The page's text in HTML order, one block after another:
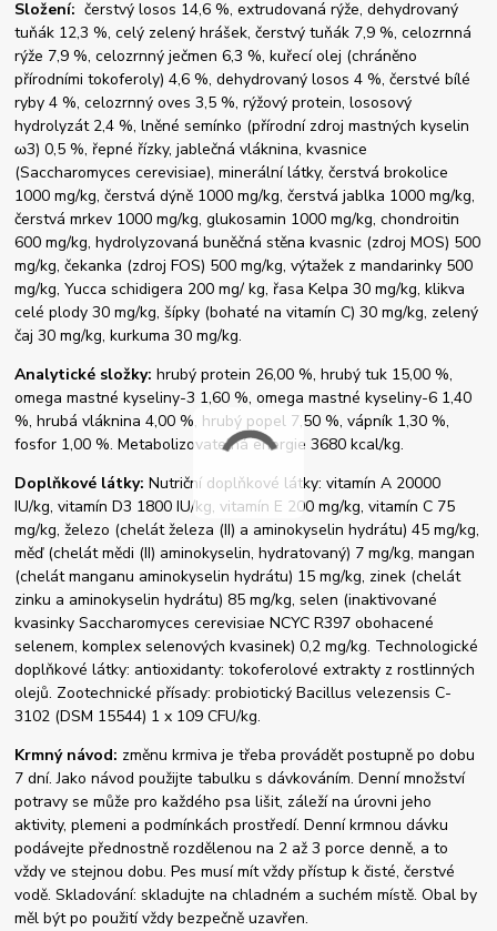
Složení: čerstvý losos 14,6 %, extrudovaná rýže, dehydrovaný
tuňák 12,3 %, celý zelený hrášek, čerstvý tuňák 7,9 %, celozrnná
rýže 7,9 %, celozrnný ječmen 6,3 %, kuřecí olej (chráněno
přírodními tokoferoly) 4,6 %, dehydrovaný losos 4 %, čerstvé bílé
ryby 4 %, celozrnný oves 3,5 %, rýžový protein, lososový
hydrolyzát 2,4 %, lněné semínko (přírodní zdroj mastných kyselin
ω3) 0,5 %, řepné řízky, jablečná vláknina, kvasnice
(Saccharomyces cerevisiae), minerální látky, čerstvá brokolice
1000 mg/kg, čerstvá dýně 1000 mg/kg, čerstvá jablka 1000 mg/kg,
čerstvá mrkev 1000 mg/kg, glukosamin 1000 mg/kg, chondroitin
600 mg/kg, hydrolyzovaná buněčná stěna kvasnic (zdroj MOS) 500
mg/kg, čekanka (zdroj FOS) 500 mg/kg, výtažek z mandarinky 500
mg/kg, Yucca schidigera 200 mg/ kg, řasa Kelpa 30 mg/kg, klikva
celé plody 30 mg/kg, šípky (bohaté na vitamín C) 30 mg/kg, zelený
čaj 30 mg/kg, kurkuma 30 mg/kg.
Analytické složky:hrubý protein 26,00 %, hrubý tuk 15,00 %,
omega mastné kyseliny-3 1,60 %, omega mastné kyseliny-6 1,40
%, hrubá vláknina 4,00 %, hrubý popel 7,50 %, vápník 1,30 %,
fosfor 1,00 %. Metabolizovatelná energie 3680 kcal/kg.
Doplňkové látky: Nutriční doplňkové látky: vitamín A 20000
IU/kg, vitamín D3 1800 IU/kg, vitamín E 200 mg/kg, vitamín C 75
mg/kg, železo (chelát železa (II) a aminokyselin hydrátu) 45 mg/kg,
měď (chelát mědi (II) aminokyselin, hydratovaný) 7 mg/kg, mangan
(chelát manganu aminokyselin hydrátu) 15 mg/kg, zinek (chelát
zinku a aminokyselin hydrátu) 85 mg/kg, selen (inaktivované
kvasinky Saccharomyces cerevisiae NCYC R397 obohacené
selenem, komplex selenových kvasinek) 0,2 mg/kg. Technologické
doplňkové látky: antioxidanty: tokoferolové extrakty z rostlinných
olejů. Zootechnické přísady: probiotický Bacillus velezensis C-
3102 (DSM 15544) 1 x 109 CFU/kg.
Krmný návod: změnu krmiva je třeba provádět postupně po dobu
7 dní. Jako návod použijte tabulku s dávkováním. Denní množství
potravy se může pro každého psa lišit, záleží na úrovni jeho
aktivity, plemeni a podmínkách prostředí. Denní krmnou dávku
podávejte přednostně rozdělenou na 2 až 3 porce denně, a to
vždy ve stejnou dobu. Pes musí mít vždy přístup k čisté, čerstvé
vodě. Skladování: skladujte na chladném a suchém místě. Obal by
měl být po použití vždy bezpečně uzavřen.